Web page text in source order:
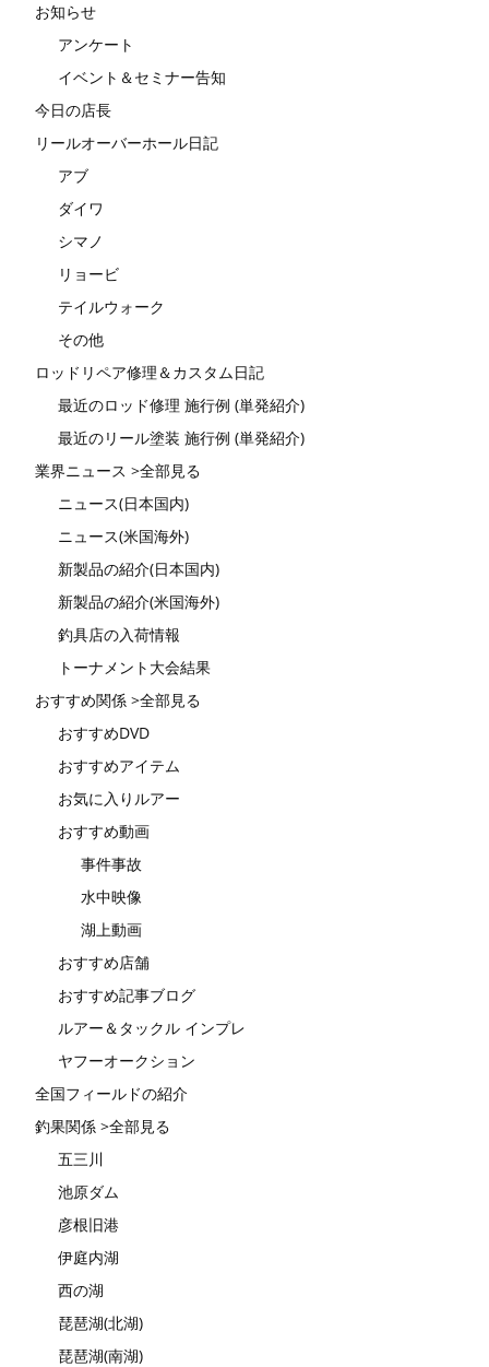
お知らせ
アンケート
イベント＆セミナー告知
今日の店長
リールオーバーホール日記
アブ
ダイワ
シマノ
リョービ
テイルウォーク
その他
ロッドリペア修理＆カスタム日記
最近のロッド修理 施行例 (単発紹介)
最近のリール塗装 施行例 (単発紹介)
業界ニュース >全部見る
ニュース(日本国内)
ニュース(米国海外)
新製品の紹介(日本国内)
新製品の紹介(米国海外)
釣具店の入荷情報
トーナメント大会結果
おすすめ関係 >全部見る
おすすめDVD
おすすめアイテム
お気に入りルアー
おすすめ動画
事件事故
水中映像
湖上動画
おすすめ店舗
おすすめ記事ブログ
ルアー＆タックル インプレ
ヤフーオークション
全国フィールドの紹介
釣果関係 >全部見る
五三川
池原ダム
彦根旧港
伊庭内湖
西の湖
琵琶湖(北湖)
琵琶湖(南湖)